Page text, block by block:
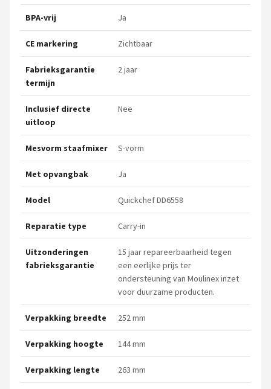
BPA-vrij Ja
CE markering Zichtbaar
Fabrieksgarantie
termijn
2 jaar
Inclusief directe
uitloop
Nee
Mesvorm staafmixer S-vorm
Met opvangbak Ja
Model Quickchef DD6558
Reparatie type Carry-in
Uitzonderingen
fabrieksgarantie
15 jaar repareerbaarheid tegen
een eerlijke prijs ter
ondersteuning van Moulinex inzet
voor duurzame producten.
Verpakking breedte 252 mm
Verpakking hoogte 144 mm
Verpakking lengte 263 mm